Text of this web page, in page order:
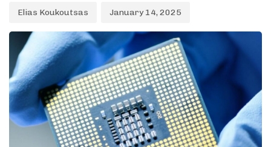
Elias Koukoutsas January 14, 2025